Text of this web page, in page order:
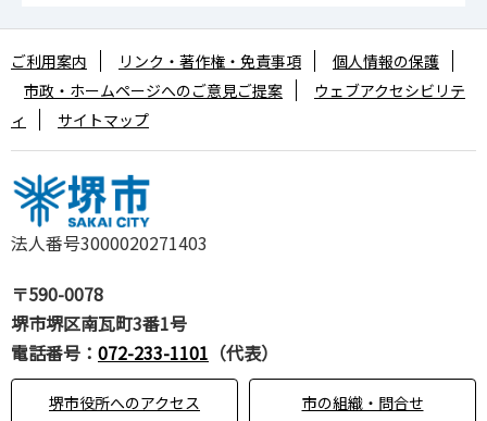
法人番号3000020271403
〒590-0078
堺市堺区南瓦町3番1号
電話番号： 072-233-1101 （代表）
堺市役所へのアクセス 市の組織・問合せ
ご利用案内 リンク・著作権・免責事項
個人情報の保護
市政・ホームページへのご意見ご提案
ウェブアクセシビリテ
ィ
サイトマップ